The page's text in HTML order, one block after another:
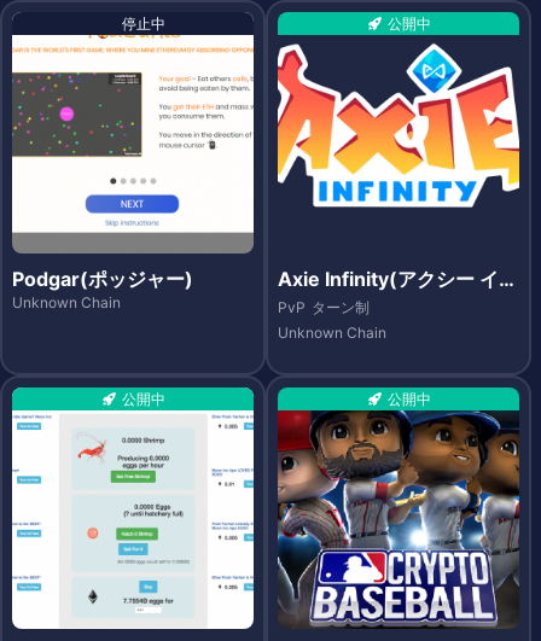
停止中
Podgar(ポッジャー)
Unknown Chain
公開中
Axie Infinity(アクシー イン
フィニティ)
PvP ターン制
Unknown Chain
公開中 公開中